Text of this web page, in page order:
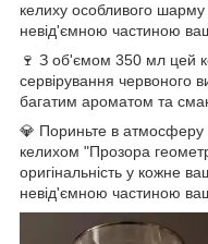
келиху особливого шарму
невід'ємною частиною
🍷 З об'ємом 350 мл цей
сервірування червоного
багатим ароматом та
💎 Пориньте в атмосферу
келихом "Прозора
оригінальність у кожне
невід'ємною частиною